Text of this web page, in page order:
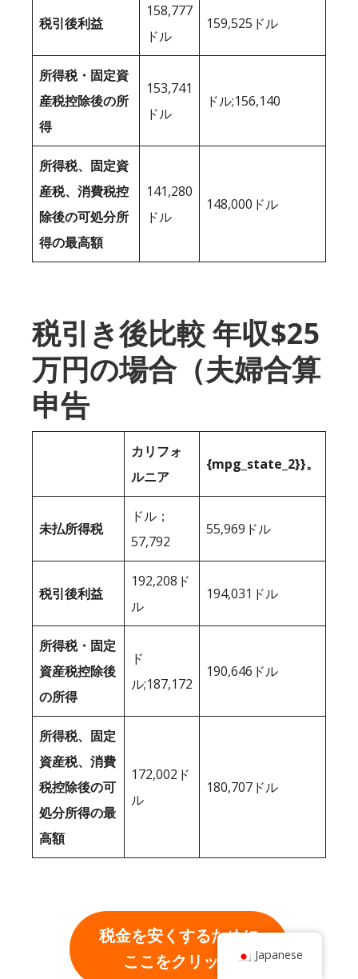
税引後利益
158,777
ドル
159,525ドル
所得税・固定資
産税控除後の所
得
153,741
ドル
ドル;156,140
所得税、固定資
産税、消費税控
除後の可処分所
得の最高額
141,280
ドル
148,000ドル
税引き後比較 年収$25
万円の場合（夫婦合算
申告
カリフォ
ルニア
{mpg_state_2}}。
未払所得税
ドル；
57,792
55,969ドル
税引後利益
192,208ド
ル
194,031ドル
所得税・固定
資産税控除後
の所得
ド
ル;187,172
190,646ドル
所得税、固定
資産税、消費
税控除後の可
処分所得の最
高額
172,002ド
ル
180,707ドル
税金を安くするために
ここをクリック
Japanese